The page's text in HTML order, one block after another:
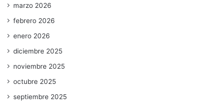
marzo 2026
febrero 2026
enero 2026
diciembre 2025
noviembre 2025
octubre 2025
septiembre 2025